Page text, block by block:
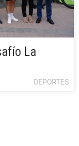
La
DEPORTES